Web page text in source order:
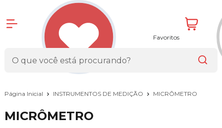
Favoritos
Página Inicial INSTRUMENTOS DE MEDIÇÃO MICRÔMETRO
MICRÔMETRO